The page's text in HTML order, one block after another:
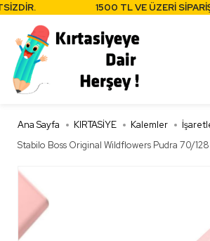
1500 TL VE ÜZERİ
Ana Sayfa KIRTASİYE Kalemler
Stabilo Boss Original Wildflowers Pudra 70/128